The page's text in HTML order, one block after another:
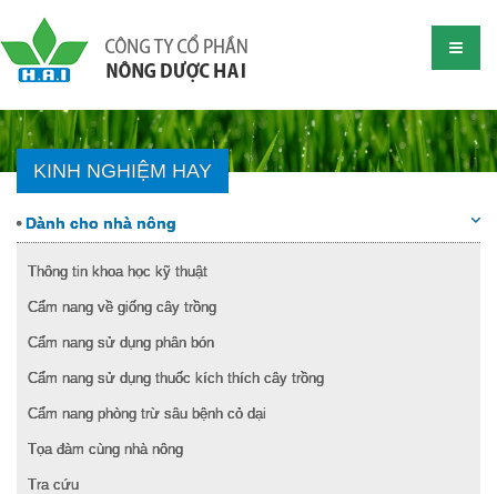
KINH NGHIỆM HAY
Dành cho nhà nông
Thông tin khoa học kỹ thuật
Cẩm nang về giống cây trồng
Cẩm nang sử dụng phân bón
Cẩm nang sử dụng thuốc kích thích cây trồng
Cẩm nang phòng trừ sâu bệnh cỏ dại
Tọa đàm cùng nhà nông
Tra cứu